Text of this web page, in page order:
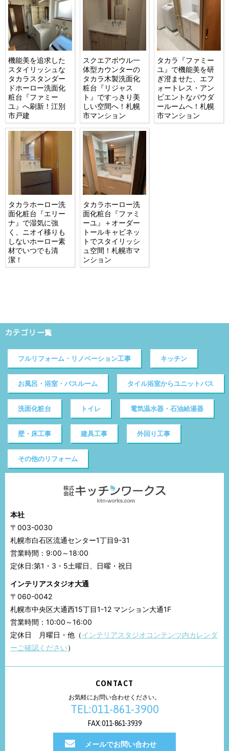
機能美を追求した
スタイリッシュな
タカラスタンダー
ドホーロー洗面化
粧台『ファミー
ユ』へ刷新！江別
市戸建
スクエアボウル一
体型カウンターの
タカラ木製洗面化
粧台『リジャス
ト』ですっきり美
しい空間へ！札幌
市マンション
タカラ『ファミー
ユ』で機能美を研
ぎ澄ませた、エフ
ォートレス・アン
ビエントなパウダ
ールームへ！札幌
市マンション
タカラホーロー洗
面化粧台『エリー
ナ』で湿気に強
く、ニオイ移りも
しないホーロー素
材でいつでも清
潔！
タカラホーロー洗
面化粧台『ファミ
ーユ』＋オーダー
トールキャビネッ
トでスタイリッシ
ュ空間！札幌市マ
ンション
カテゴリ一覧
フルリフォーム・リノベーション工事 キッチン
お風呂・浴室・バスルーム タイル浴室からユニットバス
洗面化粧台 トイレ 電気温水器・石油給湯器
壁・床工事 建具工事 外回り工事
その他のリフォーム
本社
〒003-0030
札幌市白石区流通センター1丁目9-31
営業時間：9:00～18:00
定休日:第1・3・5土曜日、日曜・祝日
インテリアスタジオ大通
〒060-0042
札幌市中央区大通西15丁目1-12 マンション大通1F
営業時間：10:00～16:00
定休日 月曜日・他（インテリアスタジオコンテンツ内カレンダ
ーご確認ください）
CONTACT
お気軽にお問い合わせください。
TEL:011-861-3900
FAX:011-861-3939
メールでお問い合わせ